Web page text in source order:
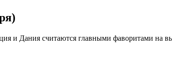
и Дания считаются главными фаворитами на